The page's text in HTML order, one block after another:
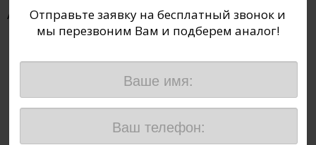
Отправьте заявку на бесплатный звонок и
мы перезвоним Вам и подберем аналог!
Аксессуары для моделей: